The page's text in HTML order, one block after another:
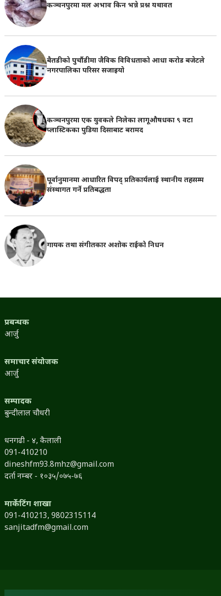
कञ्चनपुरमा मल अभाव किन भन्ने प्रश्न यथावत
बैतडीको पुर्चौडीमा जैविक विविधताको आधा करोड बजेटले
नगरपालिका परिसर सजाइयो
कञ्चनपुरमा एक युवकले निलेका लागूऔषधका ९ वटा
प्लास्टिकका पुडिया दिसाबाट बरामद
पूर्वानुमानमा आधारित विपद् प्रतिकार्यलाई स्थानीय तहसम्म
संस्थागत गर्ने प्रतिबद्धता
गायक तथा संगीतकार अशोक राईको निधन
प्रबन्धक
आर्जु
समाचार संयोजक
आर्जु
सम्पादक
बुन्दीलाल चौधरी
धनगढी - ४, कैलाली
091-410210
dineshfm93.8mhz@gmail.com
दर्ता नम्बर - १०३५/०७५-७६
मार्केटिंग शाखा
091-410213, 9802315114
sanjitadfm@gmail.com